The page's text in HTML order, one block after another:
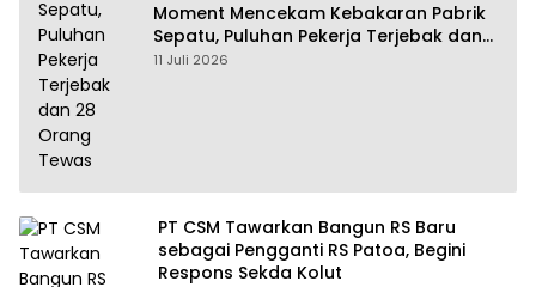
Moment Mencekam Kebakaran Pabrik
Sepatu, Puluhan Pekerja Terjebak dan
28 Orang Tewas
11 Juli 2026
PT CSM Tawarkan Bangun RS Baru
sebagai Pengganti RS Patoa, Begini
Respons Sekda Kolut